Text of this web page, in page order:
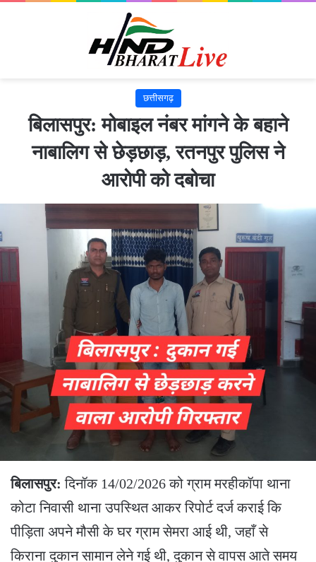
छत्तीसगढ़
बिलासपुर: मोबाइल नंबर मांगने के बहाने
नाबालिग से छेड़छाड़, रतनपुर पुलिस ने
आरोपी को दबोचा
बिलासपुर: दिनॉक 14/02/2026 को ग्राम मरहीकॉपा थाना
कोटा निवासी थाना उपस्थित आकर रिपोर्ट दर्ज कराई कि
पीड़िता अपने मौसी के घर ग्राम सेमरा आई थी, जहाँ से
किराना दुकान सामान लेने गई थी, दुकान से वापस आते समय